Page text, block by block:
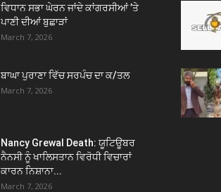
ਵਿਧਾਨ ਸਭਾ ਘੇਰਨ ਜਾਂਦੇ ਕਾਂਗਰਸੀਆਂ ’ਤੇ
ਪਾਣੀ ਦੀਆਂ ਬੁਛਾੜਾਂ
March 7, 2026
ਬਾਘਾ ਪੁਰਾਣਾ ਵਿੱਚ ਸਰਪੰਚ ਦਾ ਕ/ਤਲ
March 7, 2026
Nancy Grewal Death: ਯੂਟਿਊਬਰ
ਨੈਨਸੀ ਨੂੰ ਖਾਲਿਸਤਾਨ ਵਿਰੋਧੀ ਵਿਚਾਰਾਂ
ਕਾਰਨ ਨਿਸ਼ਾਨਾ...
March 7, 2026